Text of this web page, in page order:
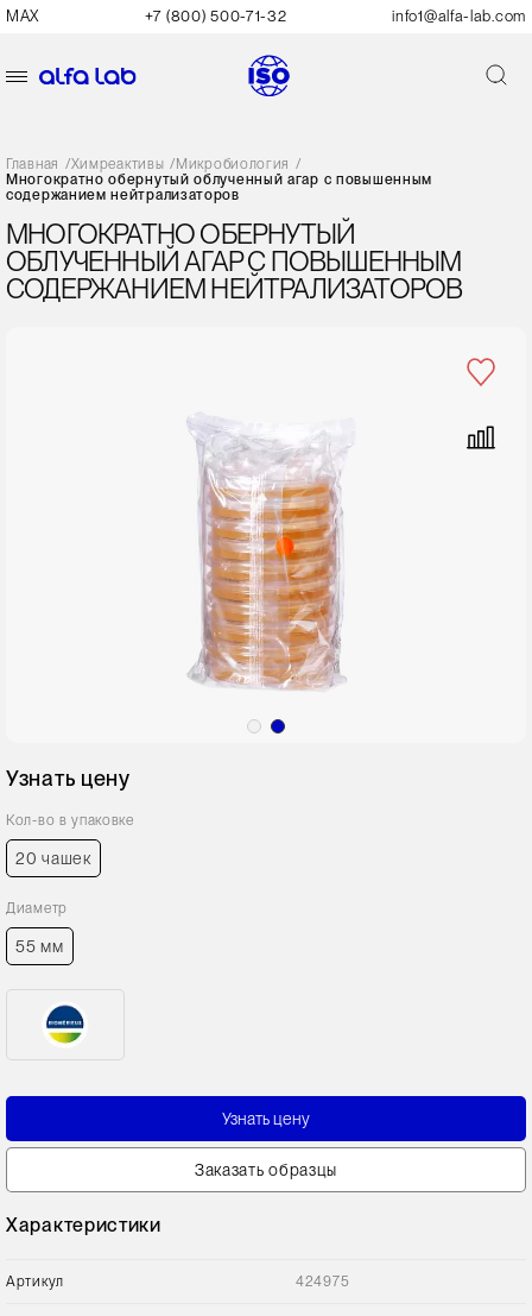
MAX +7 (800) 500-71-32 info1@alfa-lab.com
Главная /Химреактивы /Микробиология /
Многократно обернутый облученный агар с повышенным
содержанием нейтрализаторов
МНОГОКРАТНО ОБЕРНУТЫЙ
ОБЛУЧЕННЫЙ АГАР С ПОВЫШЕННЫМ
СОДЕРЖАНИЕМ НЕЙТРАЛИЗАТОРОВ
Узнать цену
Кол-во в упаковке
20 чашек
Диаметр
55 мм
Узнать цену
Заказать образцы
Характеристики
Артикул 424975